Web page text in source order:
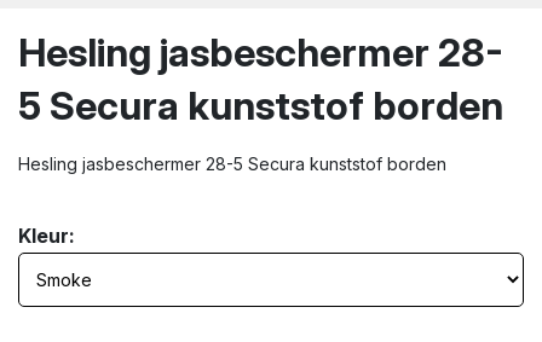
Hesling jasbeschermer 28-
5 Secura kunststof borden
Hesling jasbeschermer 28-5 Secura kunststof borden
Kleur: